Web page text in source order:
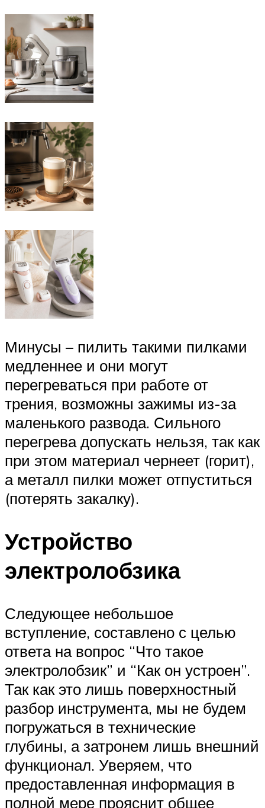
Минусы – пилить такими пилками
медленнее и они могут
перегреваться при работе от
трения, возможны зажимы из-за
маленького развода. Сильного
перегрева допускать нельзя, так как
при этом материал чернеет (горит),
а металл пилки может отпуститься
(потерять закалку).
Устройство
электролобзика
Следующее небольшое
вступление, составлено с целью
ответа на вопрос “Что такое
электролобзик” и “Как он устроен”.
Так как это лишь поверхностный
разбор инструмента, мы не будем
погружаться в технические
глубины, а затронем лишь внешний
функционал. Уверяем, что
предоставленная информация в
полной мере прояснит общее